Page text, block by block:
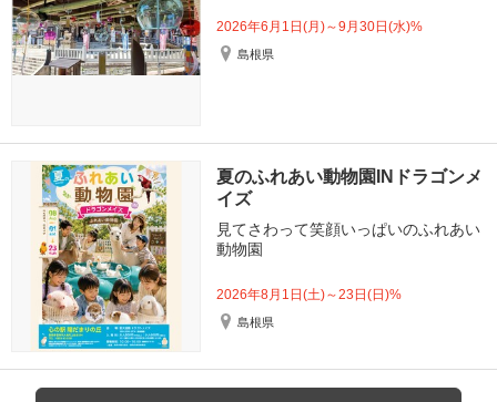
2026年6月1日(月)～9月30日(水)%
島根県
夏のふれあい動物園INドラゴンメ
イズ
見てさわって笑顔いっぱいのふれあい
動物園
2026年8月1日(土)～23日(日)%
島根県